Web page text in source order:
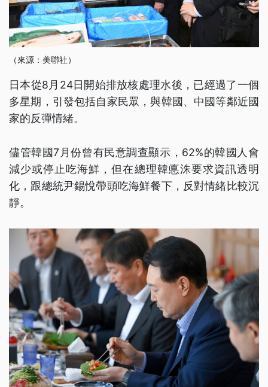
（來源：美聯社）
日本從8月24日開始排放核處理水後，已經過了一個
多星期，引發包括自家民眾，與韓國、中國等鄰近國
家的反彈情緒。
儘管韓國7月份曾有民意調查顯示，62%的韓國人會
減少或停止吃海鮮，但在總理韓悳洙要求資訊透明
化，跟總統尹錫悅帶頭吃海鮮餐下，反對情緒比較沉
靜。